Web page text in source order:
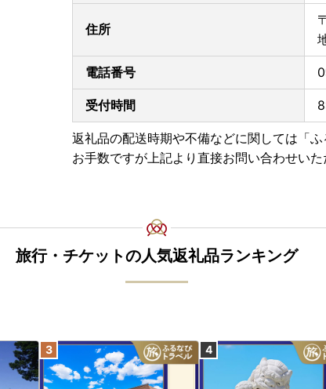
します。
※お申し込み状況により前後する場合がござい
■寄附金税額控除に係る申告特例申請書（ワン
提出期限は、寄附翌年の1月10日必着です。添
〒311-3892 茨城県行方市麻生1561番地9
行方市ふるさと応援寄附金事務局
（行方市企画部魅力発信課）
住所
電話番号
受付時間
返礼品の配送時期や不備などに関しては「
お手数ですが上記より直接お問い合わせいた
旅行・チケットの人気返礼品ランキング